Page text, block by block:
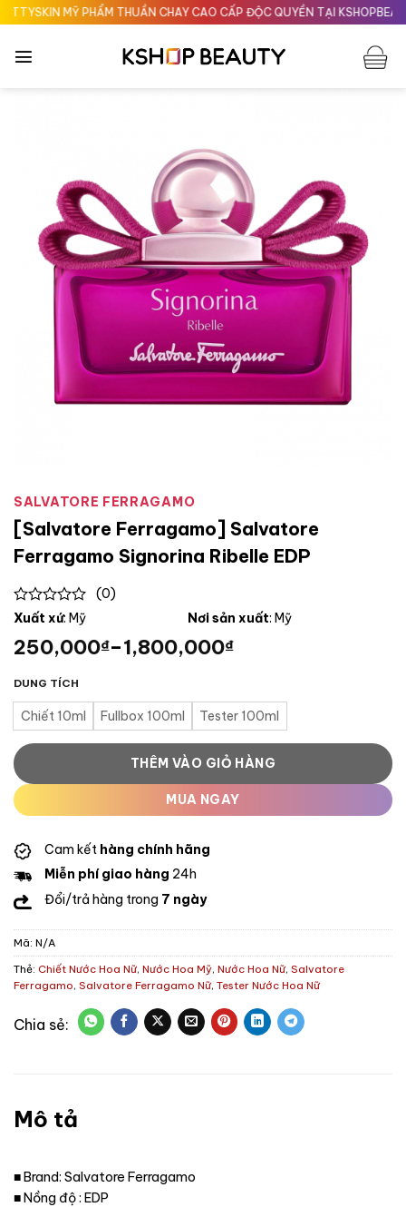
Chuyển
đến
nội
MỸ PHẨM THUẦN CHAY CAO CẤP ĐỘC QUYỀN TẠI
SALVATORE FERRAGAMO
[Salvatore Ferragamo] Salvatore
Ferragamo Signorina Ribelle EDP
0
of
5
(0)
Xuất xứ: Mỹ Nơi sản xuất: Mỹ
250,000₫–1,800,000₫
DUNG TÍCH
Chiết 10ml Fullbox 100ml Tester 100ml
THÊM VÀO GIỎ HÀNG
MUA NGAY
Cam kết hàng chính hãng
Miễn phí giao hàng 24h
Đổi/trả hàng trong 7 ngày
Mã: N/A
Thẻ: Chiết Nước Hoa Nữ, Nước Hoa Mỹ, Nước Hoa Nữ, Salvatore
Ferragamo, Salvatore Ferragamo Nữ, Tester Nước Hoa Nữ
Mô tả
■ Brand: Salvatore Ferragamo
■ Nồng độ : EDP